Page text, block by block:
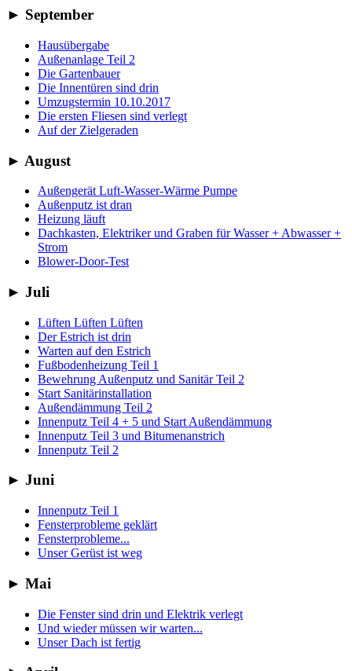
► September
Hausübergabe
Außenanlage Teil 2
Die Gartenbauer
Die Innentüren sind drin
Umzugstermin 10.10.2017
Die ersten Fliesen sind verlegt
Auf der Zielgeraden
► August
Außengerät Luft-Wasser-Wärme Pumpe
Außenputz ist dran
Heizung läuft
Dachkasten, Elektriker und Graben für Wasser + Abwasser +
Strom
Blower-Door-Test
► Juli
Lüften Lüften Lüften
Der Estrich ist drin
Warten auf den Estrich
Fußbodenheizung Teil 1
Bewehrung Außenputz und Sanitär Teil 2
Start Sanitärinstallation
Außendämmung Teil 2
Innenputz Teil 4 + 5 und Start Außendämmung
Innenputz Teil 3 und Bitumenanstrich
Innenputz Teil 2
► Juni
Innenputz Teil 1
Fensterprobleme geklärt
Fensterprobleme...
Unser Gerüst ist weg
► Mai
Die Fenster sind drin und Elektrik verlegt
Und wieder müssen wir warten...
Unser Dach ist fertig